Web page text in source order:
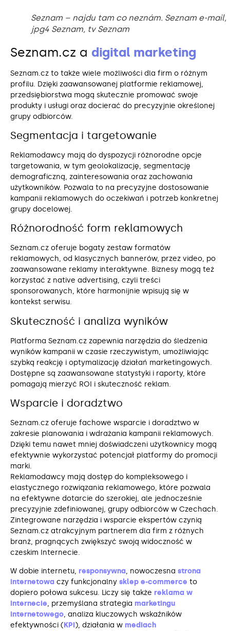
Seznam – najdu tam co neznám. Seznam e-mail,
jpg4 Seznam, tv Seznam
Seznam.cz a digital marketing
Seznam.cz to także wiele możliwości dla firm o różnym
profilu. Dzięki zaawansowanej platformie reklamowej,
przedsiębiorstwa mogą skutecznie promować swoje
produkty i usługi oraz docierać do precyzyjnie określonej
grupy odbiorców.
Segmentacja i targetowanie
Reklamodawcy mają do dyspozycji różnorodne opcje
targetowania, w tym geolokalizację, segmentację
demograficzną, zainteresowania oraz zachowania
użytkowników. Pozwala to na precyzyjne dostosowanie
kampanii reklamowych do oczekiwań i potrzeb konkretnej
grupy docelowej.
Różnorodność form reklamowych
Seznam.cz oferuje bogaty zestaw formatów
reklamowych, od klasycznych bannerów, przez video, po
zaawansowane reklamy interaktywne. Biznesy mogą też
korzystać z native advertising, czyli treści
sponsorowanych, które harmonijnie wpisują się w
kontekst serwisu.
Skuteczność i analiza wyników
Platforma Seznam.cz zapewnia narzędzia do śledzenia
wyników kampanii w czasie rzeczywistym, umożliwiając
szybką reakcję i optymalizację działań marketingowych.
Dostępne są zaawansowane statystyki i raporty, które
pomagają mierzyć ROI i skuteczność reklam.
Wsparcie i doradztwo
Seznam.cz oferuje fachowe wsparcie i doradztwo w
zakresie planowania i wdrażania kampanii reklamowych.
Dzięki temu nawet mniej doświadczeni użytkownicy mogą
efektywnie wykorzystać potencjał platformy do promocji
marki.
Reklamodawcy mają dostęp do kompleksowego i
elastycznego rozwiązania reklamowego, które pozwala
na efektywne dotarcie do szerokiej, ale jednocześnie
precyzyjnie zdefiniowanej, grupy odbiorców w Czechach.
Zintegrowane narzędzia i wsparcie ekspertów czynią
Seznam.cz atrakcyjnym partnerem dla firm z różnych
branż, pragnących zwiększyć swoją widoczność w
czeskim Internecie.
W dobie internetu, responsywna, nowoczesna strona
internetowa czy funkcjonalny sklep e-commerce to
dopiero połowa sukcesu. Liczy się także reklama w
internecie, przemyślana strategia marketingu
internetowego, analiza kluczowych wskaźników
efektywności (KPI), działania w mediach